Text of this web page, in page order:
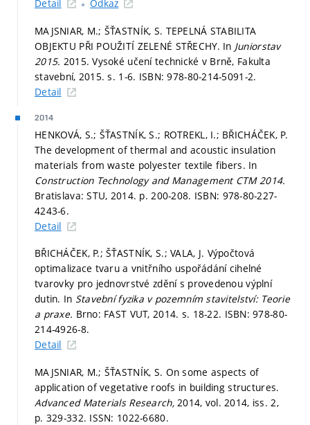
Detail Odkaz
MAJSNIAR, M.; ŠŤASTNÍK, S. TEPELNÁ STABILITA
OBJEKTU PŘI POUŽITÍ ZELENÉ STŘECHY. In Juniorstav
2015. 2015. Vysoké učení technické v Brně, Fakulta
stavební, 2015.s. 1-6. ISBN: 978-80-214-5091-2.
Detail
2014
HENKOVÁ, S.; ŠŤASTNÍK, S.; ROTREKL, I.; BŘICHÁČEK, P.
The development of thermal and acoustic insulation
materials from waste polyester textile fibers. In
Construction Technology and Management CTM 2014.
Bratislava: STU, 2014. p. 200-208. ISBN: 978-80-227-
4243-6.
Detail
BŘICHÁČEK, P.; ŠŤASTNÍK, S.; VALA, J. Výpočtová
optimalizace tvaru a vnitřního uspořádání cihelné
tvarovky pro jednovrstvé zdění s provedenou výplní
dutin. In Stavební fyzika v pozemním stavitelství: Teorie
a praxe. Brno: FAST VUT, 2014. s. 18-22. ISBN: 978-80-
214-4926-8.
Detail
MAJSNIAR, M.; ŠŤASTNÍK, S. On some aspects of
application of vegetative roofs in building structures.
Advanced Materials Research,2014, vol. 2014, iss. 2,
p. 329-332. ISSN: 1022-6680.